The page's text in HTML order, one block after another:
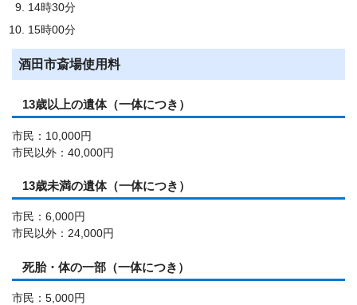
14時30分
15時00分
酒田市斎場使用料
13歳以上の遺体（一体につき）
市民：10,000円
市民以外：40,000円
13歳未満の遺体（一体につき）
市民：6,000円
市民以外：24,000円
死胎・体の一部（一体につき）
市民：5,000円